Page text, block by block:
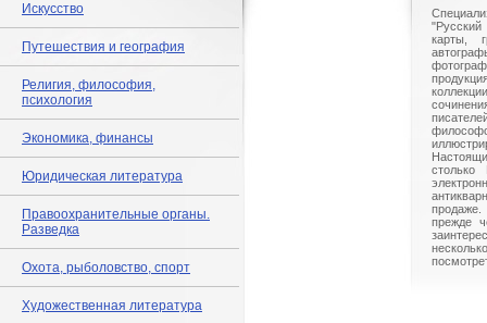
Искусство
Путешествия и география
Религия, философия,
психология
Экономика, финансы
Юридическая литература
Правоохранительные органы.
Разведка
Охота, рыболовство, спорт
Художественная литература
"Русский
карты,
столько
прежде